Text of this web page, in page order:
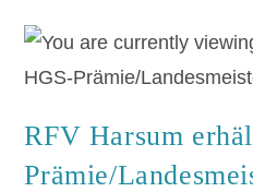
RFV Harsum
Prämie/